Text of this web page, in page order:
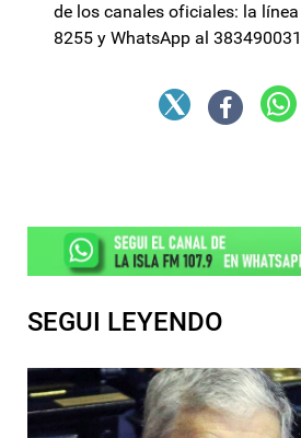
de los canales oficiales: la
8255 y WhatsApp al
SEGUI LEYENDO